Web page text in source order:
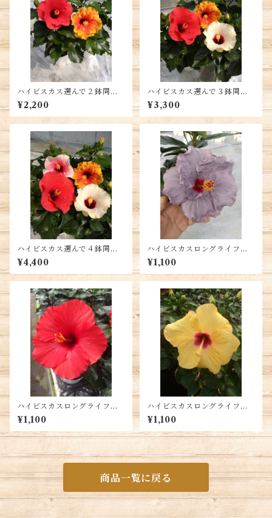
ハイビスカス選んで２鉢同時
購入 送料別
¥2,200
ハイビスカス選んで３鉢同時
購入 送料別
¥3,300
ハイビスカス選んで４鉢同時
購入 送料別
¥4,400
ハイビスカスロングライフ・
ケイト ５号鉢 送料別
¥1,100
ハイビスカスロングライフ・
アフロディーテ 5号鉢 送料
別
¥1,100
ハイビスカスロングライフ・
アドニスイエロー5号鉢 送料
別
¥1,100
商品一覧に戻る